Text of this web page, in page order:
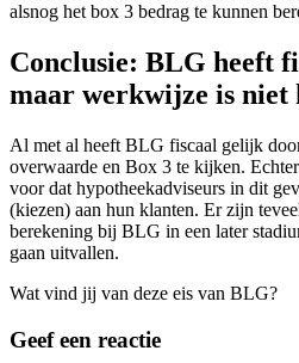
alsnog het box 3 bedrag te kunnen
Conclusie: BLG heeft
maar werkwijze is niet
Al met al heeft BLG fiscaal gelijk
overwaarde en Box 3 te kijken.
voor dat hypotheekadviseurs in dit
(kiezen) aan hun klanten. Er zijn
berekening bij BLG in een later
gaan uitvallen.
Wat vind jij van deze eis van BLG?
Geef een reactie